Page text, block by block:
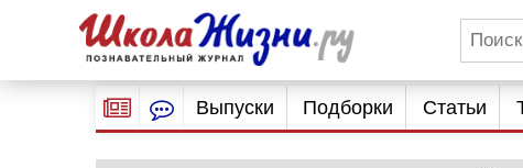
Выпуски Подборки Статьи